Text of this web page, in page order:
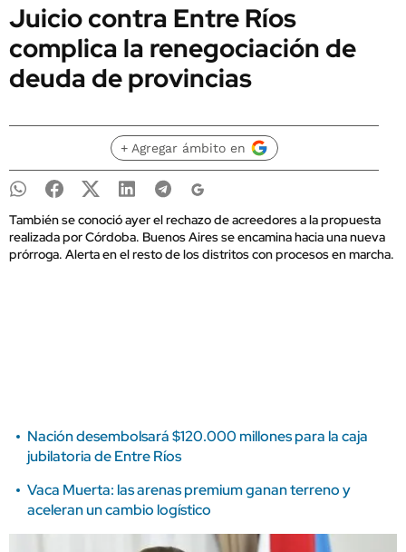
Juicio contra Entre Ríos
complica la renegociación de
deuda de provincias
+ Agregar ámbito en
También se conoció ayer el rechazo de acreedores a la propuesta
realizada por Córdoba. Buenos Aires se encamina hacia una nueva
prórroga. Alerta en el resto de los distritos con procesos en marcha.
Nación desembolsará $120.000 millones para la caja
jubilatoria de Entre Ríos
Vaca Muerta: las arenas premium ganan terreno y
aceleran un cambio logístico